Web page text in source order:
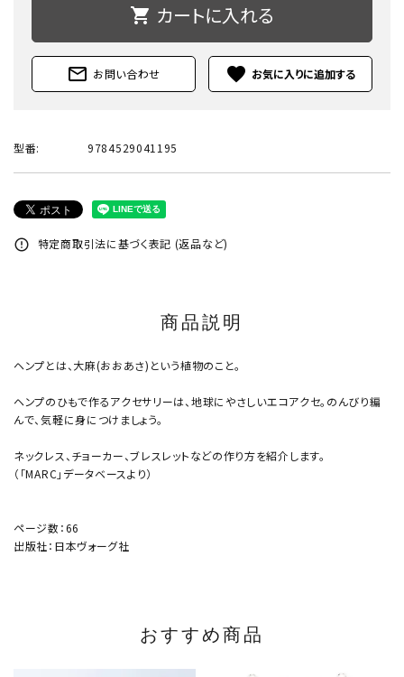
shopping_cart カートに入れる
mail_outline お問い合わせ favorite
型番: 9784529041195
error_outline 特定商取引法に基づく表記 (返品など)
商品説明
ヘンプとは、大麻(おおあさ)という植物のこと。
ヘンプのひもで作るアクセサリーは、地球にやさしいエコアクセ。のんびり編
んで、気軽に身につけましょう。
ネックレス、チョーカー、ブレスレットなどの作り方を紹介します。
（「MARC」データベースより）
ページ数：66
出版社：日本ヴォーグ社
おすすめ商品